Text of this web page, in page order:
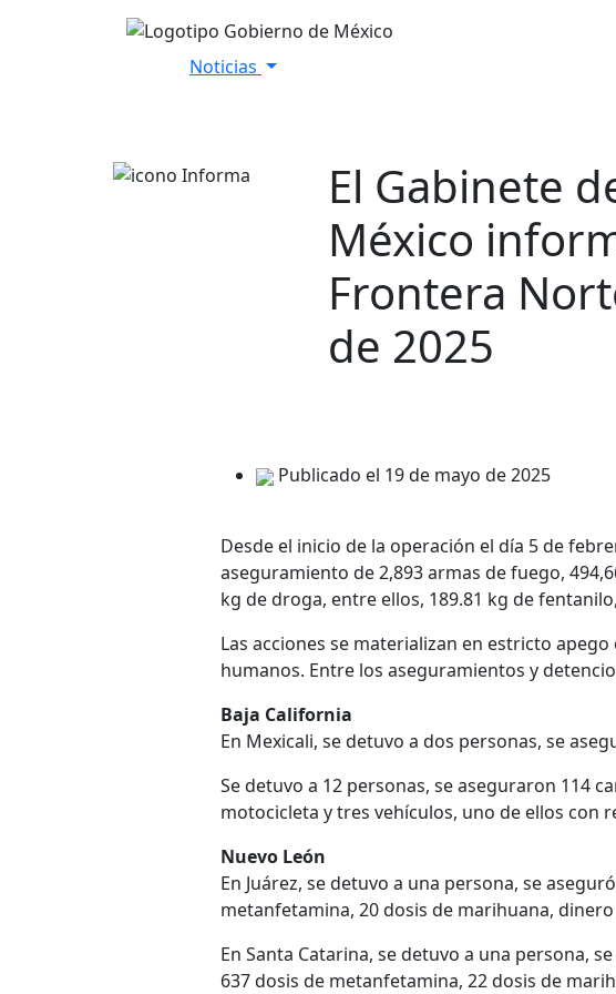
Noticias
El Gabinete
México
Frontera
de 2025
Publicado el 19 de mayo de 2025
Desde el inicio de la operación el día 5 de
aseguramiento de 2,893 armas de fuego,
kg de droga, entre ellos, 189.81 kg de
Las acciones se materializan en estricto
humanos. Entre los aseguramientos y
Baja California
En Mexicali, se detuvo a dos personas, se
Se detuvo a 12 personas, se aseguraron 114
motocicleta y tres vehículos, uno de ellos con
Nuevo León
En Juárez, se detuvo a una persona, se
metanfetamina, 20 dosis de marihuana,
En Santa Catarina, se detuvo a una persona,
637 dosis de metanfetamina, 22 dosis de